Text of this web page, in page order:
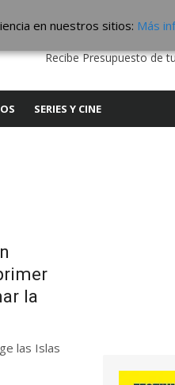
SERVICIOS EDITA TU
Recibe Presupuesto de
SERIES Y CINE
la
las Islas
en nuestros sitios: Más